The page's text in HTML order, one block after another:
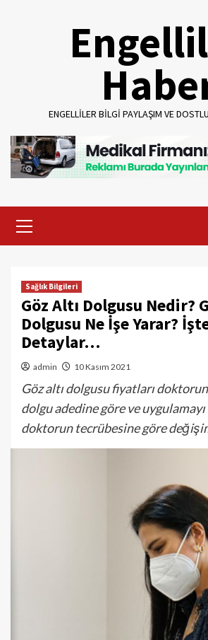
ENGELLILER BILGI PAYLAŞIM VE
Menu
Sağlık Bilgileri
Göz Altı Dolgusu Nedir?
Dolgusu Ne İşe Yarar?
Detaylar…
admin 10 Kasım 2021
Göz altı dolgusu fiyatları
dolgu adedine göre ve
doktorun tecrübesine göre